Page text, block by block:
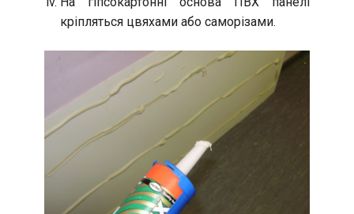
кріпляться цвяхами або саморізами.